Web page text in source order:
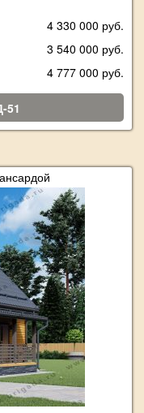
4 330 000 руб.
3 540 000 руб.
4 777 000 руб.
51